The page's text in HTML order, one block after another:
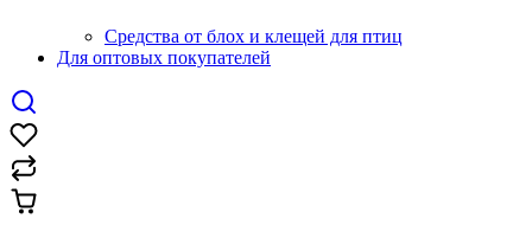
Средства от блох и клещей для птиц
Для оптовых покупателей